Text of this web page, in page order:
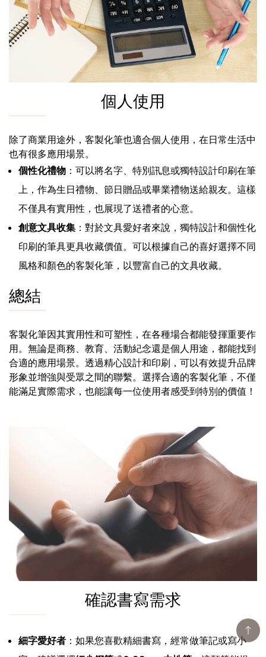
個人使用
除了商業用途外，客製化筆也適合個人使用，在日常生活中
也有很多應用場景。
個性化禮物 ：可以將名字、特別訊息或獨特設計印刷在筆
上，作為生日禮物、節日贈品或畢業禮物送給親友。這樣
不僅具有實用性，也展現了送禮者的心意。
創意文具收集 ：對於文具愛好者來說，獨特設計和個性化
印刷的筆具更具收藏價值。可以根據自己的喜好選擇不同
風格和顏色的客製化筆，以豐富自己的文具收藏。
總結
客製化筆因其實用性和可塑性，在各種場合都能發揮重要作
用。無論是商務、教育、活動紀念還是個人用途，都能找到
合適的應用場景。透過精心設計和印刷，可以有效提升品牌
形象並增強與受眾之間的聯繫。選擇合適的客製化筆，不僅
能滿足實際需求，也能讓每一位使用者感受到特別的價值！
確認書寫需求
細字愛好者 ：如果您喜歡精細書寫，經常做筆記或寫小